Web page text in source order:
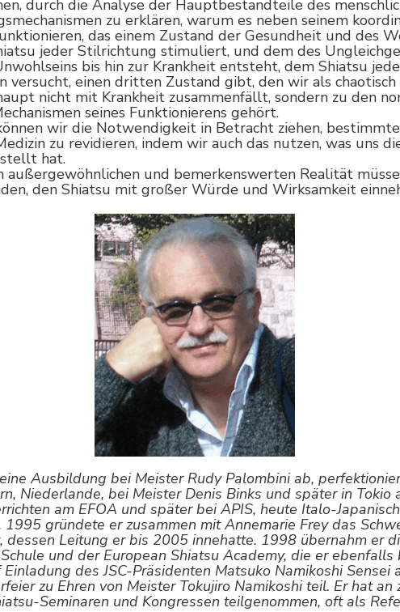
durch die Analyse der Hauptbestandteile des
zu erklären, warum es neben seinem
das einem Zustand der Gesundheit und des
jeder Stilrichtung stimuliert, und dem des
bis hin zur Krankheit entsteht, dem Shiatsu
versucht, einen dritten Zustand gibt, den wir als chaotisch
nicht mit Krankheit zusammenfällt, sondern zu den
seines Funktionierens gehört.
wir die Notwendigkeit in Betracht ziehen,
zu revidieren, indem wir auch das nutzen, was uns
hat.
außergewöhnlichen und bemerkenswerten Realität
den Shiatsu mit großer Würde und Wirksamkeit
Ausbildung bei Meister Rudy Palombini ab,
Niederlande, bei Meister Denis Binks und später in Tokio
am EFOA und später bei APIS, heute Italo-
1995 gründete er zusammen mit Annemarie Frey das
dessen Leitung er bis 2005 innehatte. 1998 übernahm er
und der European Shiatsu Academy, die er
des JSC-Präsidenten Matsuko Namikoshi Sensei
zu Ehren von Meister Tokujiro Namikoshi teil. Er hat an
Seminaren und Kongressen teilgenommen, oft als